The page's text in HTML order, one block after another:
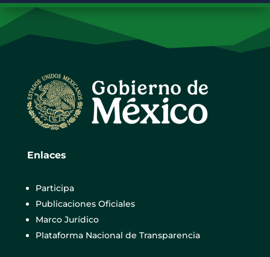
Enlaces
Participa
Publicaciones Oficiales
Marco Jurídico
Plataforma Nacional de Transparencia